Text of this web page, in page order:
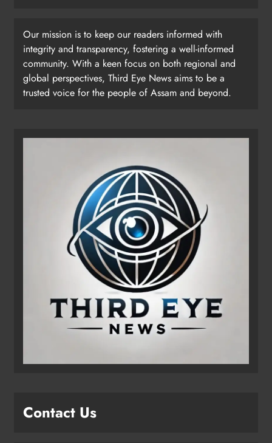
Our mission is to keep our readers informed with
integrity and transparency, fostering a well-informed
community. With a keen focus on both regional and
global perspectives, Third Eye News aims to be a
trusted voice for the people of Assam and beyond.
Contact Us